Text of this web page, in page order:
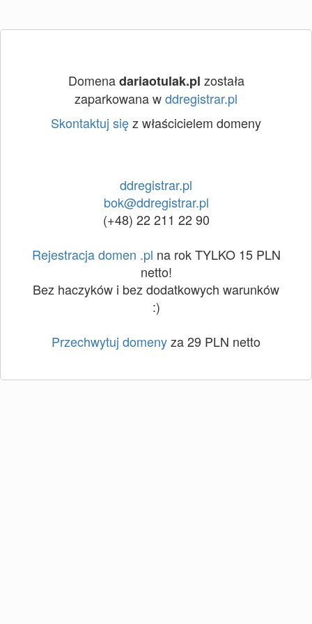
Domenadariaotulak.pl została
zaparkowana wddregistrar.pl
Skontaktuj sięz właścicielem domeny
ddregistrar.pl
bok@ddregistrar.pl
(+48) 22 211 22 90
Rejestracja domen .pl na rok TYLKO 15 PLN
netto!
Bez haczyków i bez dodatkowych warunków
:)
Przechwytuj domenyza 29 PLN netto